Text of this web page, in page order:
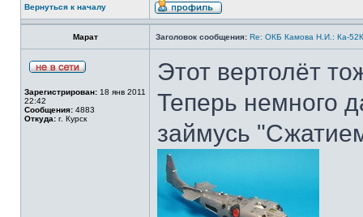
Вернуться к началу
Марат Заголовок сообщения: Re: ОКБ Камова Н.И.: Ка-
Зарегистрирован: 18 янв 2011
22:42
Сообщения: 4883
Откуда: г. Курск
Этот вертолёт
Теперь немного
займусь